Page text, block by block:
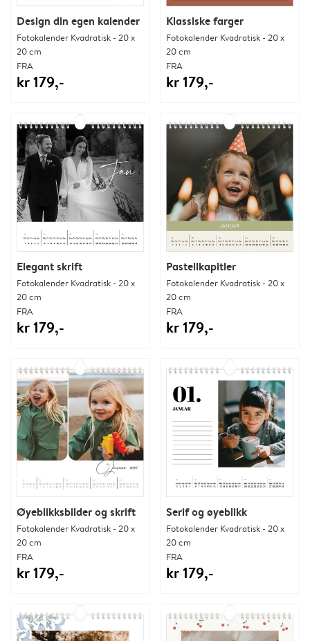
Design din egen kalender
Fotokalender Kvadratisk - 20 x
20 cm
FRA
kr 179,-
Klassiske farger
Fotokalender Kvadratisk - 20 x
20 cm
FRA
kr 179,-
Elegant skrift
Fotokalender Kvadratisk - 20 x
20 cm
FRA
kr 179,-
Pastellkapitler
Fotokalender Kvadratisk - 20 x
20 cm
FRA
kr 179,-
Øyeblikksbilder og skrift
Fotokalender Kvadratisk - 20 x
20 cm
FRA
kr 179,-
Serif og øyeblikk
Fotokalender Kvadratisk - 20 x
20 cm
FRA
kr 179,-